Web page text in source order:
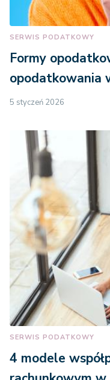
Luksemburg
Łotwa
Niemcy
Portugalia
Rumunia
Słowacja
Słowenia
Szwecja
SERWIS PODATKOWY
Formy
opodatkowania
5 styczeń 2026
SERWIS PODATKOWY
4 modele